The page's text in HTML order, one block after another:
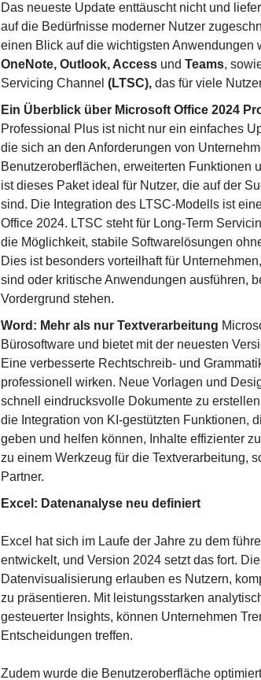
Das neueste Update enttäuscht nicht und
auf die Bedürfnisse moderner Nutzer
einen Blick auf die wichtigsten Anwendungen
OneNote, Outlook, Access und Teams,
Servicing Channel (LTSC), das für viele
Ein Überblick über Microsoft Office 2024
Professional Plus ist nicht nur ein einfaches
die sich an den Anforderungen von
Benutzeroberflächen, erweiterten Funktionen
ist dieses Paket ideal für Nutzer, die auf der
sind. Die Integration des LTSC-Modells ist
Office 2024. LTSC steht für Long-Term
die Möglichkeit, stabile Softwarelösungen
Dies ist besonders vorteilhaft für
sind oder kritische Anwendungen ausführen,
Vordergrund stehen.
Word: Mehr als nur Textverarbeitung
Bürosoftware und bietet mit der neuesten
Eine verbesserte Rechtschreib- und
professionell wirken. Neue Vorlagen und
schnell eindrucksvolle Dokumente zu
die Integration von KI-gestützten Funktionen,
geben und helfen können, Inhalte effizienter
zu einem Werkzeug für die Textverarbeitung,
Partner.
Excel: Datenanalyse neu definiert
Excel hat sich im Laufe der Jahre zu dem
entwickelt, und Version 2024 setzt das fort.
Datenvisualisierung erlauben es Nutzern,
zu präsentieren. Mit leistungsstarken
gesteuerter Insights, können Unternehmen
Entscheidungen treffen.
Zudem wurde die Benutzeroberfläche